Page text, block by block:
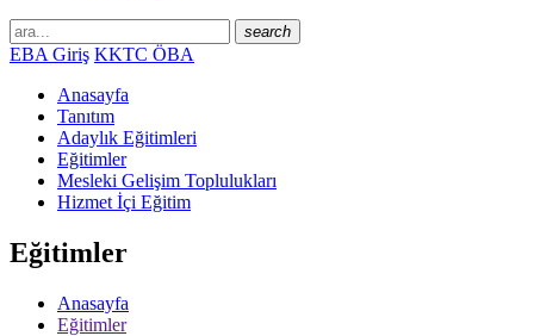
search
EBA Giriş KKTC ÖBA
Anasayfa
Tanıtım
Adaylık Eğitimleri
Eğitimler
Mesleki Gelişim Toplulukları
Hizmet İçi Eğitim
Eğitimler
Anasayfa
Eğitimler